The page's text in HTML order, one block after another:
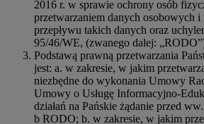
2016 r. w sprawie ochrony osób
przetwarzaniem danych osobowych
przepływu takich danych oraz
95/46/WE, (zwanego dalej:
Podstawą prawną przetwarzania
jest: a. w zakresie, w jakim
niezbędne do wykonania Umowy
Umowy o Usługę Informacyjno-
działań na Pańskie żądanie przed
b RODO; b. w zakresie, w jakim